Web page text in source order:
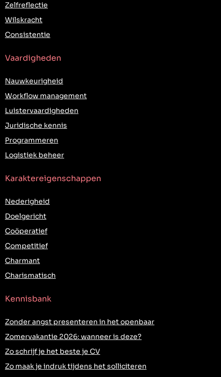
Zelfreflectie
Wilskracht
Consistentie
Vaardigheden
Nauwkeurigheid
Workflow management
Luistervaardigheden
Juridische kennis
Programmeren
Logistiek beheer
Karaktereigenschappen
Nederigheid
Doelgericht
Coöperatief
Competitief
Charmant
Charismatisch
Kennisbank
Zonder angst presenteren in het openbaar
Zomervakantie 2026: wanneer is deze?
Zo schrijf je het beste je CV
Zo maak je indruk tijdens het solliciteren